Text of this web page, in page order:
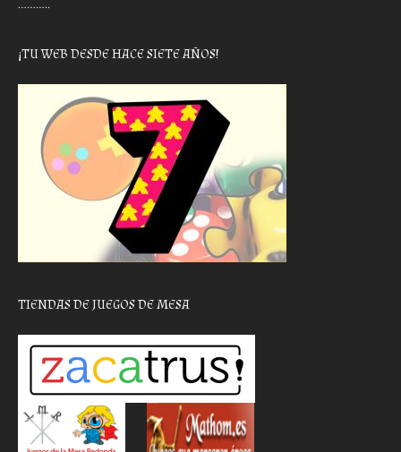
………..
¡TU WEB DESDE HACE SIETE AÑOS!
TIENDAS DE JUEGOS DE MESA